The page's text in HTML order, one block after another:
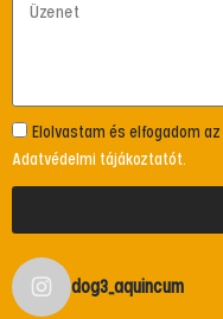
Elolvastam és elfogadom az
Adatvédelmi tájákoztatót.
dog3_aquincum